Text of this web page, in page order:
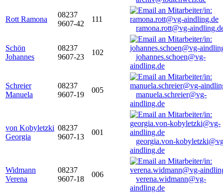
Rott Ramona
08237
9607-42
111
ramona.rott@vg-
Schön
Johannes
08237
9607-23
102
johannes.schoen@vg-
aindling.de
Schreier
Manuela
08237
9607-19
005
manuela.schreier@vg-
aindling.de
von Kobyletzki
Georgia
08237
9607-13
001
georgia.von-
aindling.de
Widmann
Verena
08237
9607-18
006
verena.widmann@vg-
aindling.de